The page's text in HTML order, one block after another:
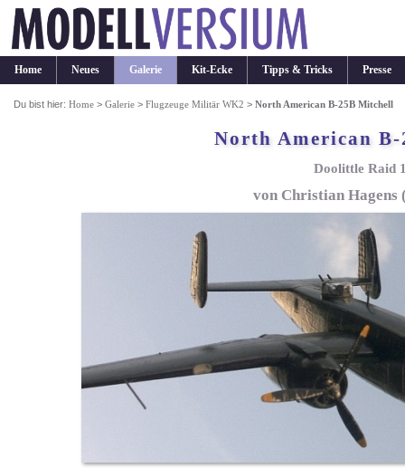
Home Neues Galerie Kit-Ecke Tipps & Tricks Presse
Du bist hier:Home >Galerie >Flugzeuge Militär WK2 >North American B-25B Mitchell
North American
Doolittle Raid
von Christian